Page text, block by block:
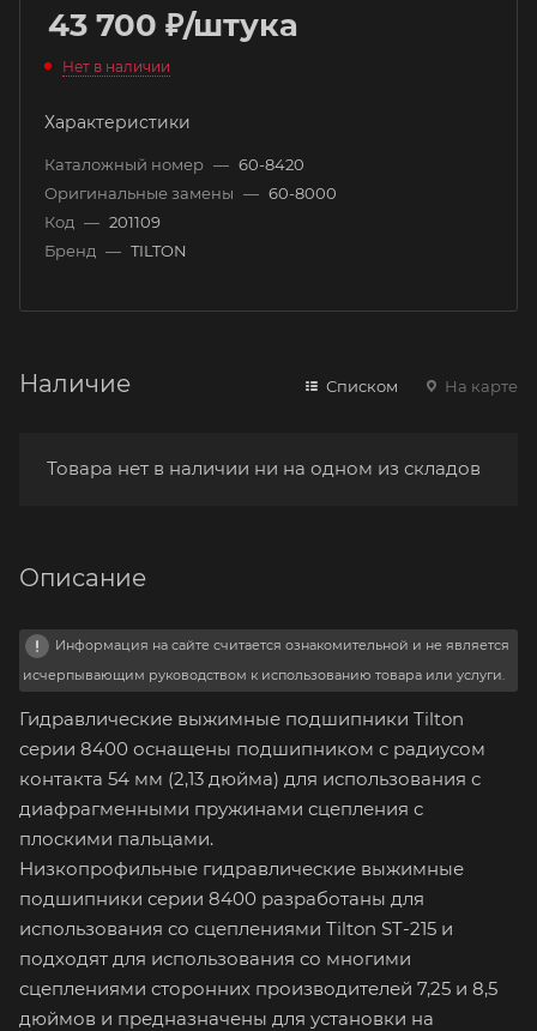
43 700 ₽/штука
Нет в наличии
Характеристики
Каталожный номер — 60-8420
Оригинальные замены — 60-8000
Код — 201109
Бренд — TILTON
Наличие Списком На карте
Товара нет в наличии ни на одном из складов
Описание
Информация на сайте считается ознакомительной и не является
исчерпывающим руководством к использованию товара или услуги.
Гидравлические выжимные подшипники Tilton
серии 8400 оснащены подшипником с радиусом
контакта 54 мм (2,13 дюйма) для использования с
диафрагменными пружинами сцепления с
плоскими пальцами.
Низкопрофильные гидравлические выжимные
подшипники серии 8400 разработаны для
использования со сцеплениями Tilton ST-215 и
подходят для использования со многими
сцеплениями сторонних производителей 7,25 и 8,5
дюймов и предназначены для установки на